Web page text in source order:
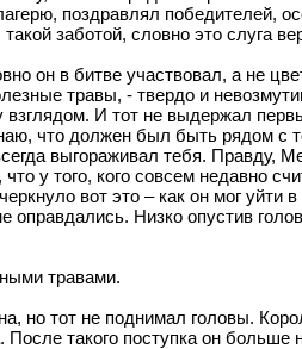
поздравлял победителей,
заботой, словно это слуга
он в битве участвовал, а не
травы, - твердо и
взглядом. И тот не выдержал
что должен был быть рядом с
выгораживал тебя. Правду,
у того, кого совсем недавно
вот это – как он мог
оправдались. Низко опустив
травами.
но тот не поднимал головы.
После такого поступка он